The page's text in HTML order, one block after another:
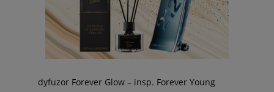
dyfuzor Forever Glow – insp. Forever Young